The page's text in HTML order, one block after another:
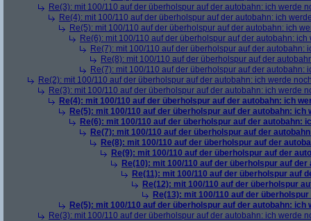
Re(3): mit 100/110 auf der überholspur auf der autobahn: ich werde
Re(4): mit 100/110 auf der überholspur auf der autobahn: ich
Re(5): mit 100/110 auf der überholspur auf der autobahn: ich
Re(6): mit 100/110 auf der überholspur auf der autobahn:
Re(7): mit 100/110 auf der überholspur auf der autobahn:
Re(8): mit 100/110 auf der überholspur auf der
Re(7): mit 100/110 auf der überholspur auf der autobahn:
Re(2): mit 100/110 auf der überholspur auf der autobahn: ich werde
Re(3): mit 100/110 auf der überholspur auf der autobahn: ich werde
Re(4): mit 100/110 auf der überholspur auf der autobahn: ich
Re(5): mit 100/110 auf der überholspur auf der autobahn: ich
Re(6): mit 100/110 auf der überholspur auf der autobahn:
Re(7): mit 100/110 auf der überholspur auf der
Re(8): mit 100/110 auf der überholspur auf der
Re(9): mit 100/110 auf der überholspur auf der
Re(10): mit 100/110 auf der überholspur auf
Re(11): mit 100/110 auf der überholspur auf
Re(12): mit 100/110 auf der überholspur
Re(13): mit 100/110 auf der
Re(5): mit 100/110 auf der überholspur auf der autobahn: ich
Re(3): mit 100/110 auf der überholspur auf der autobahn: ich werde